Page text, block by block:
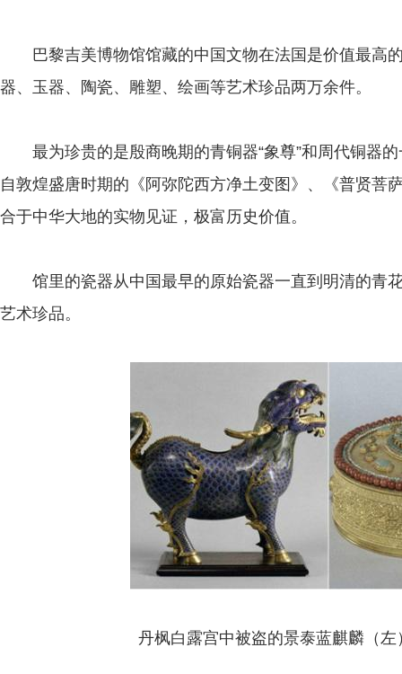
巴黎吉美博物馆馆藏的中国文物在法国是价值最高
器、玉器、陶瓷、雕塑、绘画等艺术珍品两万余件。
最为珍贵的是殷商晚期的青铜器“象尊”和周代铜器的
自敦煌盛唐时期的《阿弥陀西方净土变图》、《普贤菩
合于中华大地的实物见证，极富历史价值。
馆里的瓷器从中国最早的原始瓷器一直到明清的青
艺术珍品。
丹枫白露宫中被盗的景泰蓝麒麟（